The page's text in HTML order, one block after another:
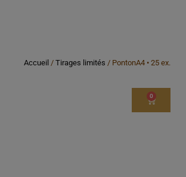
Accueil / Tirages limités / PontonA4 • 25 ex.
0